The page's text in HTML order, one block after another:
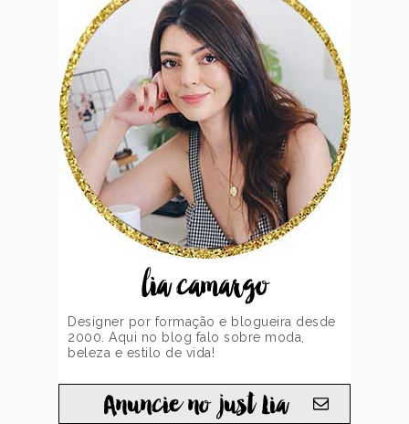
lia camargo
Designer por formação e blogueira desde
2000. Aqui no blog falo sobre moda,
beleza e estilo de vida!
Anuncie no just Lia